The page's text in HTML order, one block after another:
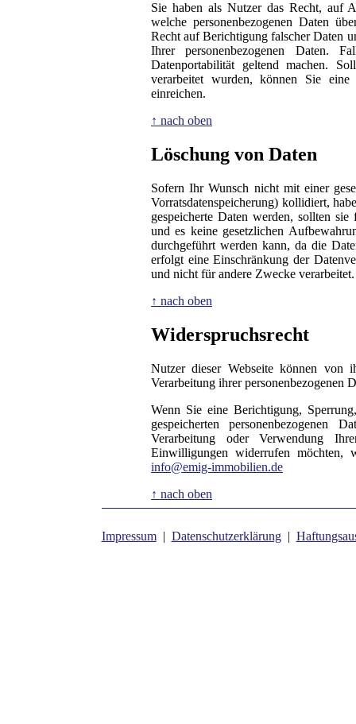
Sie haben als Nutzer das Recht, auf
welche personenbezogenen Daten
Recht auf Berichtigung falscher Daten
Ihrer personenbezogenen Daten.
Datenportabilität geltend machen.
verarbeitet wurden, können Sie eine
einreichen.
↑ nach oben
Löschung von Daten
Sofern Ihr Wunsch nicht mit einer
Vorratsdatenspeicherung) kollidiert,
gespeicherte Daten werden, sollten
und es keine gesetzlichen
durchgeführt werden kann, da die
erfolgt eine Einschränkung der
und nicht für andere Zwecke verarbeitet.
↑ nach oben
Widerspruchsrecht
Nutzer dieser Webseite können von
Verarbeitung ihrer personenbezogenen
Wenn Sie eine Berichtigung,
gespeicherten personenbezogenen
Verarbeitung oder Verwendung
Einwilligungen widerrufen möchten,
info@emig-immobilien.de
↑ nach oben
Impressum| Datenschutzerklärung|